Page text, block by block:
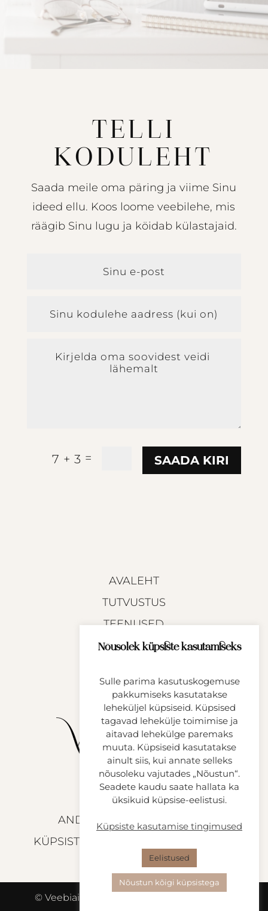
TELLI
KODULEHT
Saada meile oma päring ja viime Sinu
ideed ellu. Koos loome veebilehe, mis
räägib Sinu lugu ja köidab külastajaid.
7 + 3 = SAADA KIRI
AVALEHT
TUTVUSTUS
TEENUSED
TEHTUD TÖÖD
KONTAKT
ANDMEKAITSETINGIMUSED
KÜPSISTE KASUTAMISE TINGIMUSED
© Veebiait OÜ | Reg.Nr: 16363727 | Telefon:
Nõusolek küpsiste kasutamiseks
Sulle parima kasutuskogemuse
pakkumiseks kasutatakse
leheküljel küpsiseid. Küpsised
tagavad lehekülje toimimise ja
aitavad lehekülge paremaks
muuta. Küpsiseid kasutatakse
ainult siis, kui annate selleks
nõusoleku vajutades „Nõustun“.
Seadete kaudu saate hallata ka
üksikuid küpsise-eelistusi.
Küpsiste kasutamise tingimused
Eelistused
Nõustun kõigi küpsistega